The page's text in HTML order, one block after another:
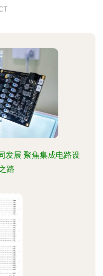
发展 聚焦集成电路设
路